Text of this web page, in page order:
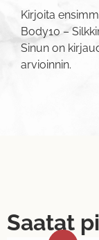
Kirjoita
Body10 –
Sinun on
arvioinnin.
Saatat